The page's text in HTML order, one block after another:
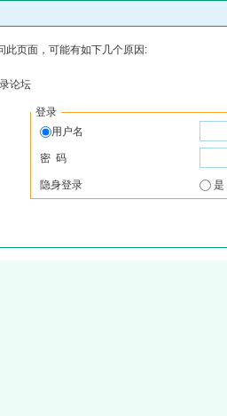
此页面，可能有如下几个原因:
论坛
登录
用户名
密 码
隐身登录